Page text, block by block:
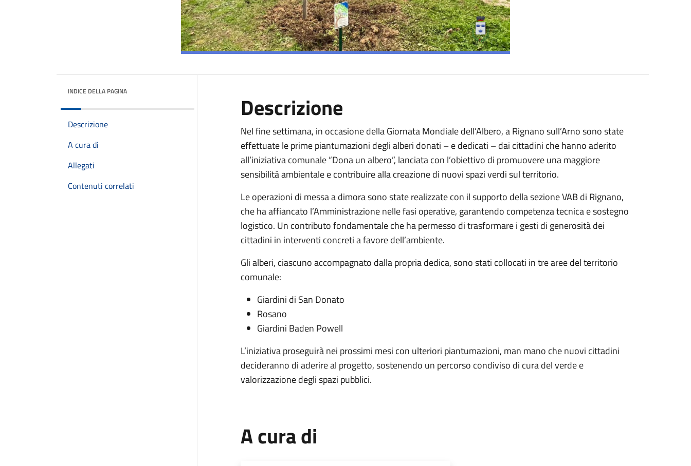
INDICE DELLA PAGINA
Descrizione
A cura di
Allegati
Contenuti correlati
Descrizione
Nel fine settimana, in occasione della Giornata Mondiale dell’Albero, a Rignano sull’Arno sono state
effettuate le prime piantumazioni degli alberi donati – e dedicati – dai cittadini che hanno aderito
all’iniziativa comunale “Dona un albero”, lanciata con l’obiettivo di promuovere una maggiore
sensibilità ambientale e contribuire alla creazione di nuovi spazi verdi sul territorio.
Le operazioni di messa a dimora sono state realizzate con il supporto della sezione VAB di Rignano,
che ha affiancato l’Amministrazione nelle fasi operative, garantendo competenza tecnica e sostegno
logistico. Un contributo fondamentale che ha permesso di trasformare i gesti di generosità dei
cittadini in interventi concreti a favore dell’ambiente.
Gli alberi, ciascuno accompagnato dalla propria dedica, sono stati collocati in tre aree del territorio
comunale:
Giardini di San Donato
Rosano
Giardini Baden Powell
L’iniziativa proseguirà nei prossimi mesi con ulteriori piantumazioni, man mano che nuovi cittadini
decideranno di aderire al progetto, sostenendo un percorso condiviso di cura del verde e
valorizzazione degli spazi pubblici.
A cura di